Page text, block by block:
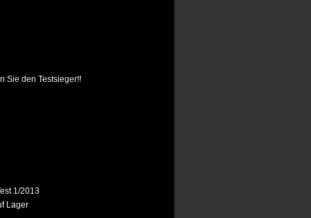
Sie den Testsieger!!
1/2013
Lager